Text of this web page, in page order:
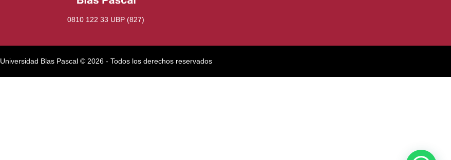
0810 122 33 UBP (827)
Universidad Blas Pascal ©️ 2026 - Todos los derechos reservados